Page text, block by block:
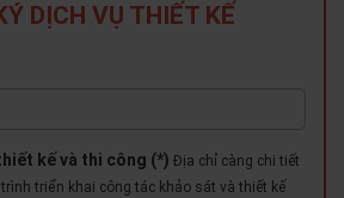
DỊCH VỤ THIẾT KẾ
kế và thi công (*) Địa chỉ càng chi tiết
triển khai công tác khảo sát và thiết kế